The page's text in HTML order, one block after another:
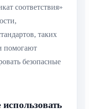
соответствия»
таких
помогают
безопасные